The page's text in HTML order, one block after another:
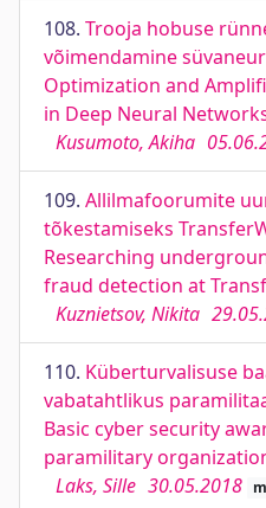
108. Trooja hobuse
võimendamine
Optimization and
in Deep Neural
Kusumoto, Akiha
109. Allilmafoorumite
tõkestamiseks
Researching
fraud detection at
Kuznietsov, Nikita
110. Küberturvalisuse
vabatahtlikus
Basic cyber security
paramilitary
Laks, Sille 30.05.2018